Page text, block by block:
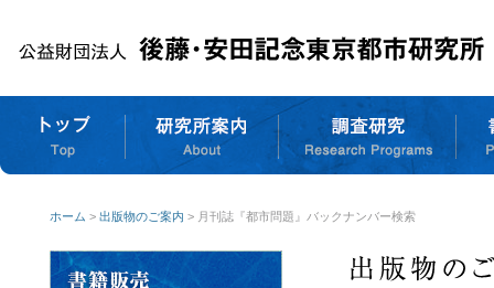
ホーム > 出版物のご案内 > 月刊誌『都市問題』バックナンバー検索